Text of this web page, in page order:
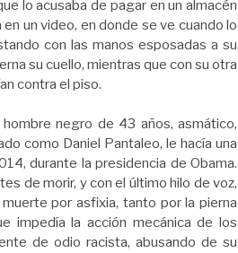
lo acusaba de pagar en un almacén
un video, en donde se ve cuando lo
con las manos esposadas a su
su cuello, mientras que con su otra
contra el piso.
negro de 43 años, asmático,
como Daniel Pantaleo, le hacía una
durante la presidencia de Obama.
de morir, y con el último hilo de voz,
muerte por asfixia, tanto por la pierna
impedía la acción mecánica de los
de odio racista, abusando de su